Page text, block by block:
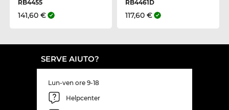
RB4455
141,60 €
RB4461D
117,60 €
SERVE AIUTO?
Lun-ven ore 9-18
Helpcenter